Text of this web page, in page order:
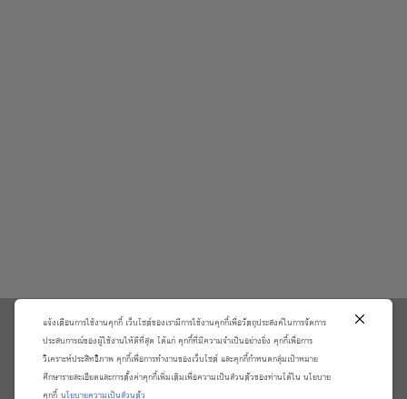
\
เกี่ยวกับเรา
วิธีการสั่งซื้อสินค้าและการรับประกันสินค้า
แจ้งชำระเงิน
แจ้งเตือนการใช้งานคุกกี้ เว็บไซต์ของเรามีการใช้งานคุกกี้เพื่อวัตถุประสงค์ในการจัดการ
ประสบการณ์ของผู้ใช้งานให้ดีที่สุด ได้แก่ คุกกี้ที่มีความจำเป็นอย่างยิ่ง คุกกี้เพื่อการ
วิเคราะห์ประสิทธิภาพ คุกกี้เพื่อการทำงานของเว็บไซต์ และคุกกี้กำหนดกลุ่มเป้าหมาย
ศึกษารายละเอียดและการตั้งค่าคุกกี้เพิ่มเติมเพื่อความเป็นส่วนตัวของท่านได้ใน นโยบาย
คุกกี้ นโยบายความเป็นส่วนตัว